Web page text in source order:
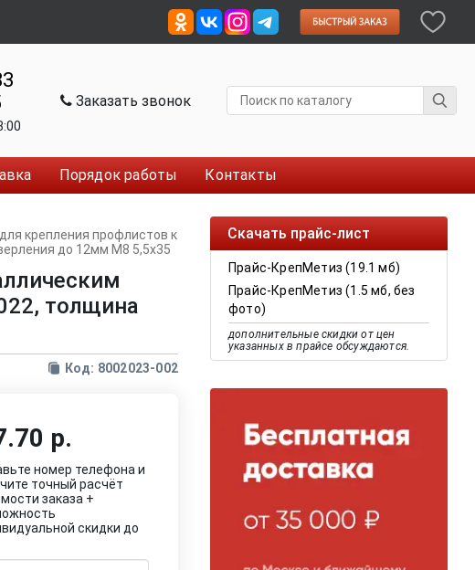
Заказать звонок
Порядок работы Контакты
Скачать прайс-лист
Прайс-КрепМетиз (19.1 мб)
Прайс-КрепМетиз (1.5 мб, без
фото)
дополнительные скидки от цен
указанных в прайсе обсуждаются.
крепления профлистов к
до 12мм М8 5,5x35
толщина
Код: 8002023-002
р.
номер телефона и
точный расчёт
заказа +
скидки до